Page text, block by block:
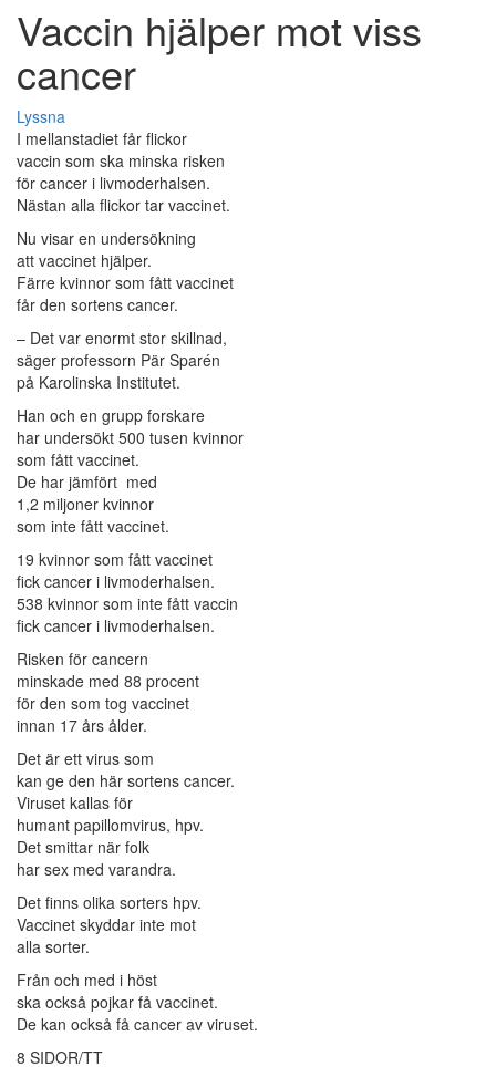
Vaccin hjälper mot viss
cancer
Lyssna
I mellanstadiet får flickor
vaccin som ska minska risken
för cancer i livmoderhalsen.
Nästan alla flickor tar vaccinet.
Nu visar en undersökning
att vaccinet hjälper.
Färre kvinnor som fått vaccinet
får den sortens cancer.
– Det var enormt stor skillnad,
säger professorn Pär Sparén
på Karolinska Institutet.
Han och en grupp forskare
har undersökt 500 tusen kvinnor
som fått vaccinet.
De har jämfört med
1,2 miljoner kvinnor
som inte fått vaccinet.
19 kvinnor som fått vaccinet
fick cancer i livmoderhalsen.
538 kvinnor som inte fått vaccin
fick cancer i livmoderhalsen.
Risken för cancern
minskade med 88 procent
för den som tog vaccinet
innan 17 års ålder.
Det är ett virus som
kan ge den här sortens cancer.
Viruset kallas för
humant papillomvirus, hpv.
Det smittar när folk
har sex med varandra.
Det finns olika sorters hpv.
Vaccinet skyddar inte mot
alla sorter.
Från och med i höst
ska också pojkar få vaccinet.
De kan också få cancer av viruset.
8 SIDOR/TT